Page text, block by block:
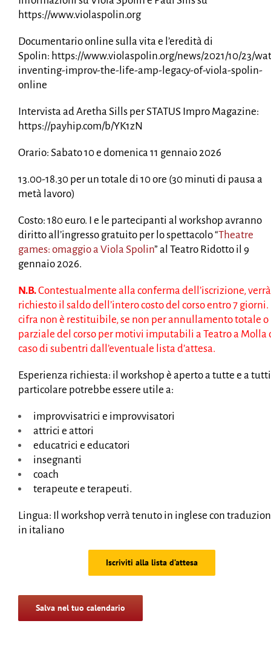
https://www.violaspolin.org
Documentario online sulla vita e l’eredità di
Spolin: https://www.violaspolin.org/news/2021/10/23/
inventing-improv-the-life-amp-legacy-of-viola-spolin-
online
Intervista ad Aretha Sills per STATUS Impro Magazine:
https://payhip.com/b/YK1zN
Orario: Sabato 10 e domenica 11 gennaio 2026
13.00-18.30 per un totale di 10 ore (30 minuti di pausa a
metà lavoro)
Costo: 180 euro. I e le partecipanti al workshop avranno
diritto all’ingresso gratuito per lo spettacolo “Theatre
games: omaggio a Viola Spolin” al Teatro Ridotto il 9
gennaio 2026.
N.B.Contestualmente alla conferma dell’iscrizione, verrà
richiesto il saldo dell’intero costo del corso entro 7 giorni.
cifra non è restituibile, se non per annullamento totale o
parziale del corso per motivi imputabili a Teatro a Molla
caso di subentri dall’eventuale lista d’attesa.
Esperienza richiesta: il workshop è aperto a tutte e a
particolare potrebbe essere utile a:
improvvisatrici e improvvisatori
attrici e attori
educatrici e educatori
insegnanti
coach
terapeute e terapeuti.
Lingua:
Il workshop verrà tenuto in inglese con
in italiano
Iscriviti alla lista d’attesa
Salva nel tuo calendario